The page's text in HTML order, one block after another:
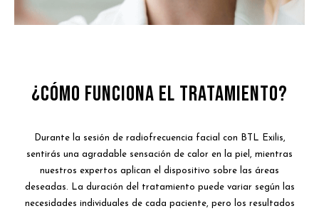
¿Cómo Funciona el Tratamiento?
Durante la sesión de radiofrecuencia facial con BTL Exilis,
sentirás una agradable sensación de calor en la piel, mientras
nuestros expertos aplican el dispositivo sobre las áreas
deseadas. La duración del tratamiento puede variar según las
necesidades individuales de cada paciente, pero los resultados